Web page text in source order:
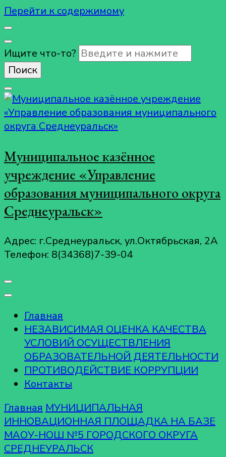
Перейти к содержимому
Ищите что-то?
Муниципальное казённое
учреждение «Управление
образования муниципального округа
Среднеуральск»
Адрес: г.Среднеуральск, ул.Октябрьская, 2А
Телефон: 8(34368)7-39-04
Главная
НЕЗАВИСИМАЯ ОЦЕНКА КАЧЕСТВА
УСЛОВИЙ ОСУЩЕСТВЛЕНИЯ
ОБРАЗОВАТЕЛЬНОЙ ДЕЯТЕЛЬНОСТИ
ПРОТИВОДЕЙСТВИЕ КОРРУПЦИИ
Контакты
Главная МУНИЦИПАЛЬНАЯ
ИННОВАЦИОННАЯ ПЛОЩАДКА НА БАЗЕ
МАОУ-НОШ №5 ГОРОДСКОГО ОКРУГА
СРЕДНЕУРАЛЬСК